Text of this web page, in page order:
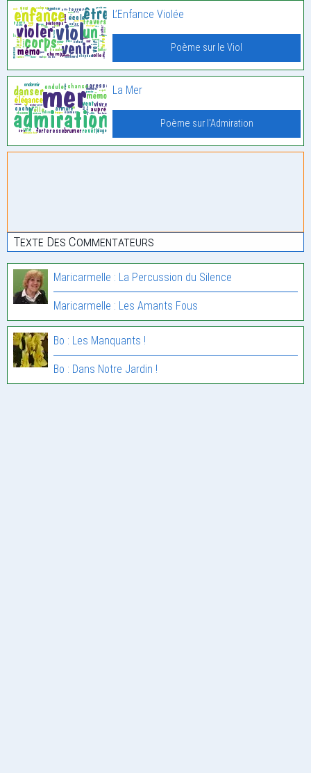
L’Enfance Violée
Poème sur le Viol
La Mer
Poème sur l'Admiration
Texte Des Commentateurs
Maricarmelle : La Percussion du Silence
Maricarmelle : Les Amants Fous
Bo : Les Manquants !
Bo : Dans Notre Jardin !